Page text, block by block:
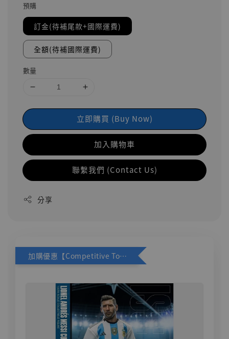
預購
訂金(待補尾款+國際運費)
全額(待補國際運費)
數量
立即購買 (Buy Now)
加入購物車
聯繫我們 (Contact Us)
分享
加購優惠【Competitive Toys 梅西 [CM001]】